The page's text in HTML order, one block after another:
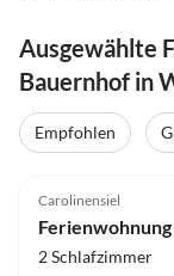
Ausgewählte
Bauernhof in
Empfohlen
Carolinensiel
2 Schlafzimmer